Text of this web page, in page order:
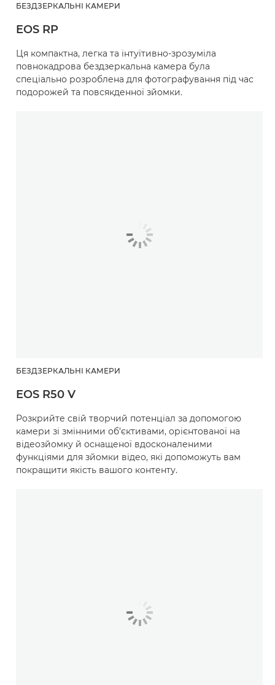
БЕЗДЗЕРКАЛЬНІ КАМЕРИ
EOS RP
Ця компактна, легка та інтуїтивно-зрозуміла
повнокадрова бездзеркальна камера була
спеціально розроблена для фотографування під час
подорожей та повсякденної зйомки.
БЕЗДЗЕРКАЛЬНІ КАМЕРИ
EOS R50 V
Розкрийте свій творчий потенціал за допомогою
камери зі змінними об’єктивами, орієнтованої на
відеозйомку й оснащеної вдосконаленими
функціями для зйомки відео, які допоможуть вам
покращити якість вашого контенту.